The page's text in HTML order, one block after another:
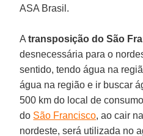
ASA Brasil.
Atransposição do São
desnecessária para o
sentido, tendo água na
água na região e ir buscar
500 km do local de
do São Francisco, ao cair
nordeste, será utilizada no